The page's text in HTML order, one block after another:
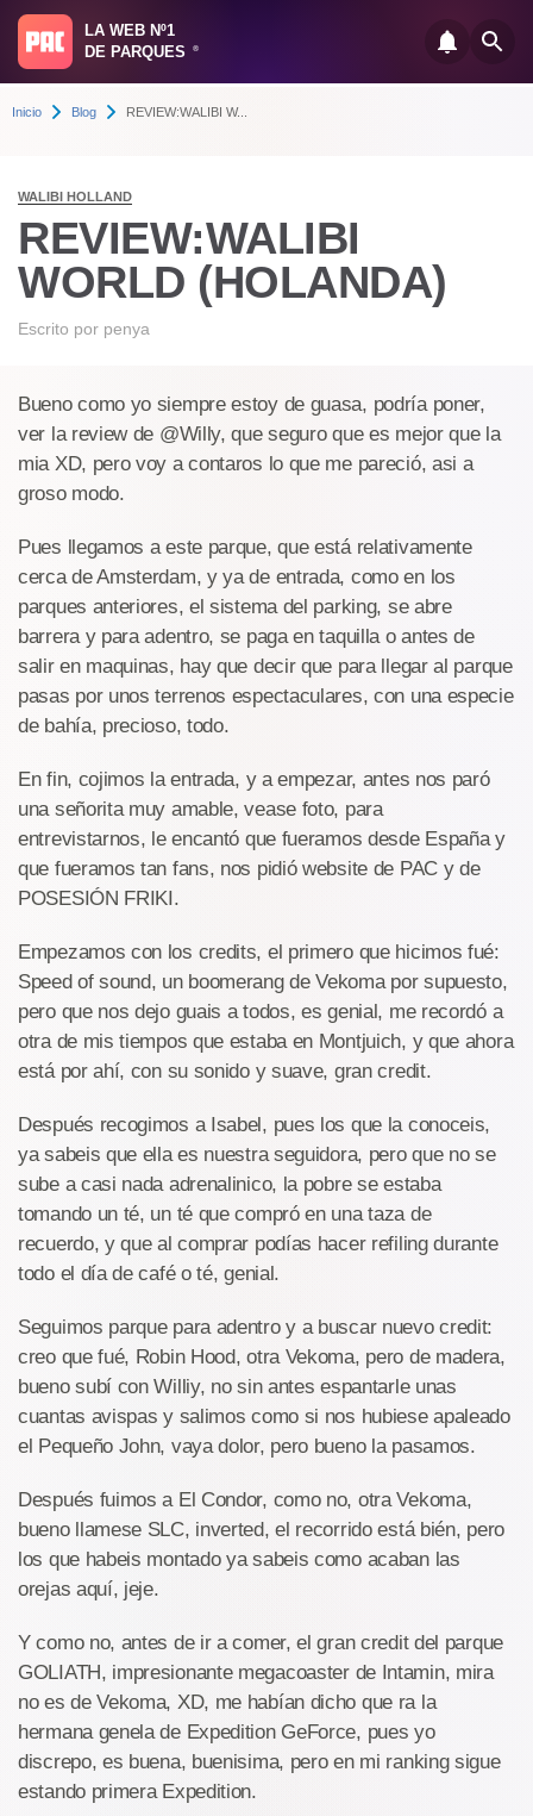
LA WEB Nº1
DE PARQUES
®
Inicio Blog REVIEW:WALIBI W...
WALIBI HOLLAND
REVIEW:WALIBI
WORLD (HOLANDA)
Escrito por penya
Bueno como yo siempre estoy de guasa, podría poner,
ver la review de @Willy, que seguro que es mejor que la
mia XD, pero voy a contaros lo que me pareció, asi a
groso modo.
Pues llegamos a este parque, que está relativamente
cerca de Amsterdam, y ya de entrada, como en los
parques anteriores, el sistema del parking, se abre
barrera y para adentro, se paga en taquilla o antes de
salir en maquinas, hay que decir que para llegar al parque
pasas por unos terrenos espectaculares, con una especie
de bahía, precioso, todo.
En fin, cojimos la entrada, y a empezar, antes nos paró
una señorita muy amable, vease foto, para
entrevistarnos, le encantó que fueramos desde España y
que fueramos tan fans, nos pidió website de PAC y de
POSESIÓN FRIKI.
Empezamos con los credits, el primero que hicimos fué:
Speed of sound, un boomerang de Vekoma por supuesto,
pero que nos dejo guais a todos, es genial, me recordó a
otra de mis tiempos que estaba en Montjuich, y que ahora
está por ahí, con su sonido y suave, gran credit.
Después recogimos a Isabel, pues los que la conoceis,
ya sabeis que ella es nuestra seguidora, pero que no se
sube a casi nada adrenalinico, la pobre se estaba
tomando un té, un té que compró en una taza de
recuerdo, y que al comprar podías hacer refiling durante
todo el día de café o té, genial.
Seguimos parque para adentro y a buscar nuevo credit:
creo que fué, Robin Hood, otra Vekoma, pero de madera,
bueno subí con Williy, no sin antes espantarle unas
cuantas avispas y salimos como si nos hubiese apaleado
el Pequeño John, vaya dolor, pero bueno la pasamos.
Después fuimos a El Condor, como no, otra Vekoma,
bueno llamese SLC, inverted, el recorrido está bién, pero
los que habeis montado ya sabeis como acaban las
orejas aquí, jeje.
Y como no, antes de ir a comer, el gran credit del parque
GOLIATH, impresionante megacoaster de Intamin, mira
no es de Vekoma, XD, me habían dicho que ra la
hermana genela de Expedition GeForce, pues yo
discrepo, es buena, buenisima, pero en mi ranking sigue
estando primera Expedition.